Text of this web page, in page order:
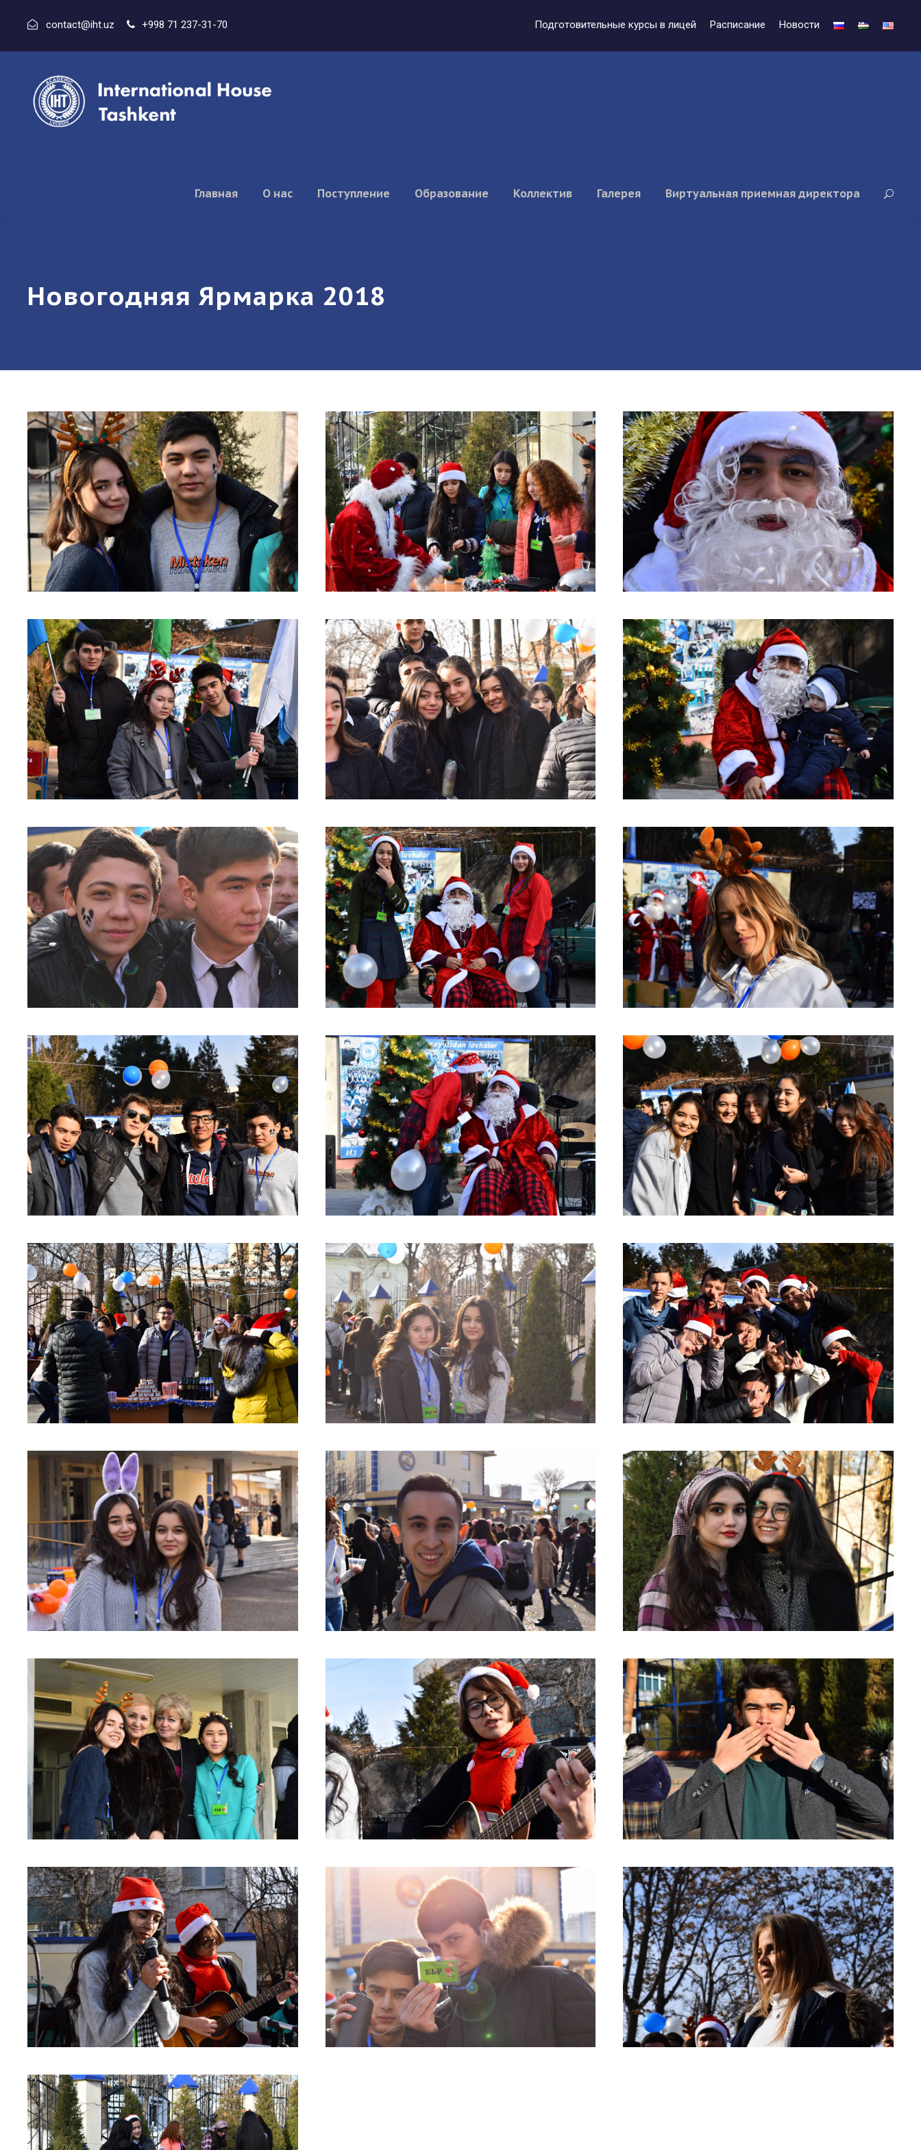
contact@iht.uz +998 71 237-31-70 Подготовительные курсы в лицей Расписание Новости
Главная О нас Поступление Образование Коллектив Галерея Виртуальная приемная директора
Новогодняя Ярмарка 2018